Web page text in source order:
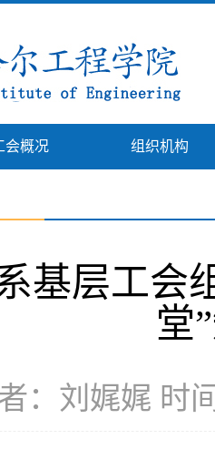
会概况 组织机构
基层工会
堂
：刘娓娓 时